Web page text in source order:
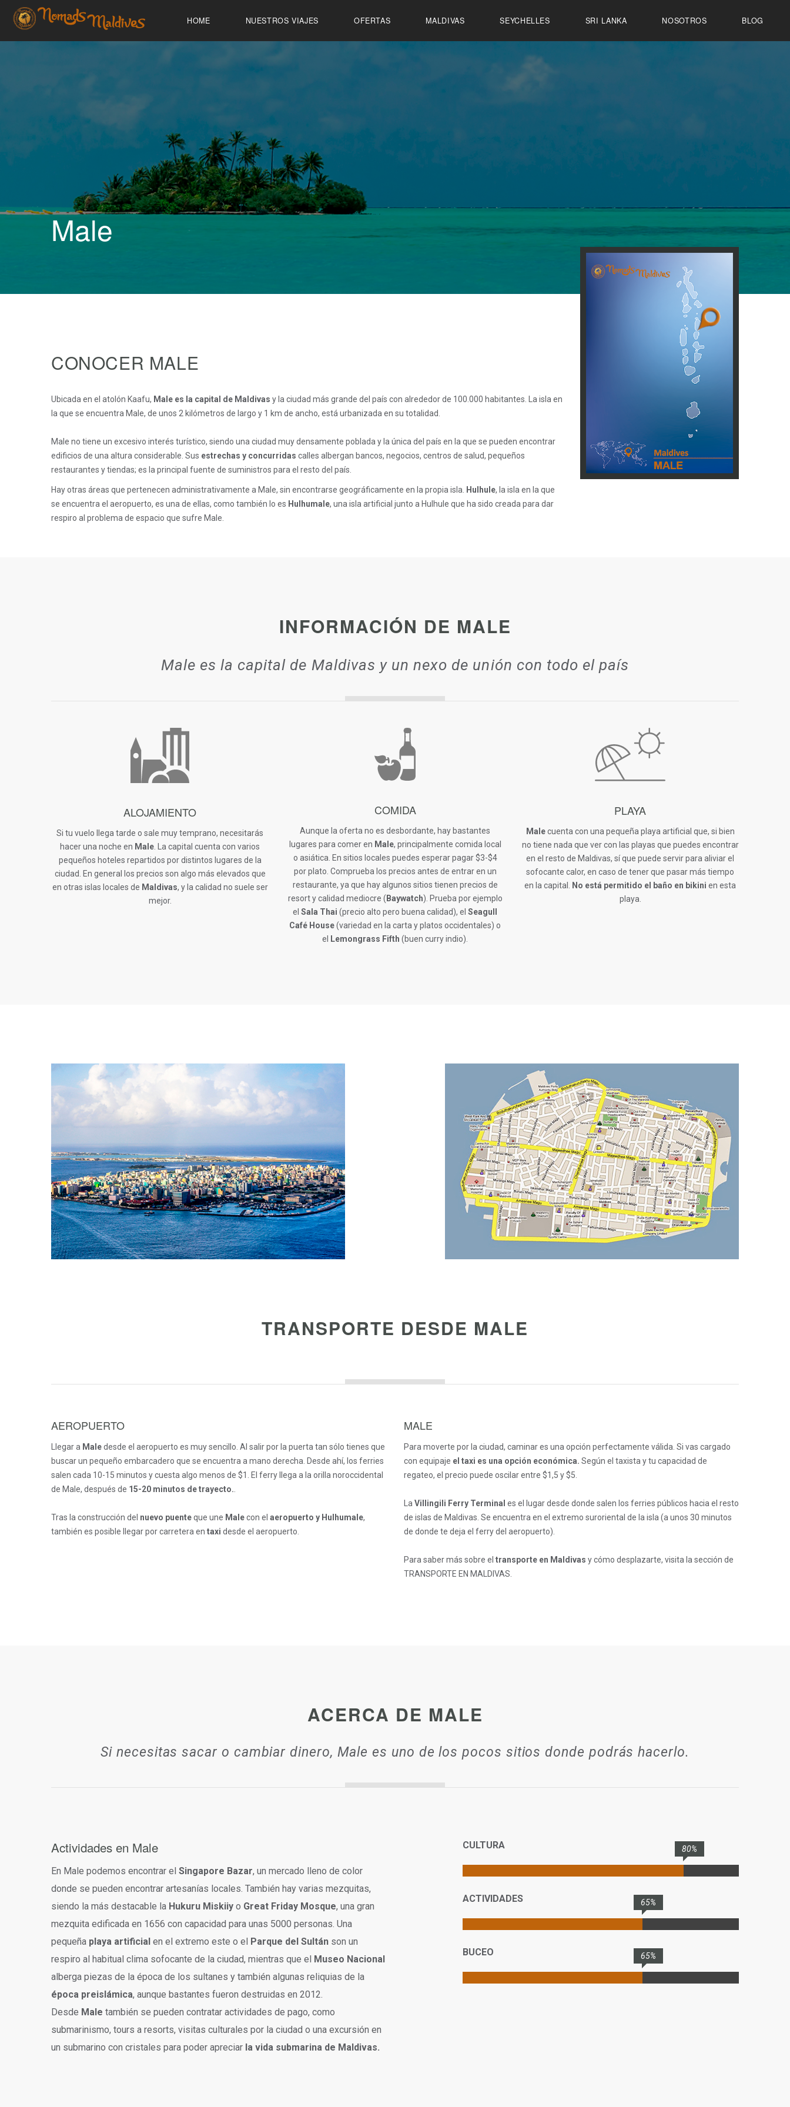
HOME NUESTROS VIAJES OFERTAS MALDIVAS SEYCHELLES SRI LANKA NOSOTROS BLOG
Male
CONOCER MALE
Ubicada en el atolón Kaafu, Male es la capital de Maldivas y la ciudad más grande del país con alrededor de 100.000 habitantes. La isla en
la que se encuentra Male, de unos 2 kilómetros de largo y 1 km de ancho, está urbanizada en su totalidad.
Male no tiene un excesivo interés turístico, siendo una ciudad muy densamente poblada y la única del país en la que se pueden encontrar
edificios de una altura considerable. Sus estrechas y concurridas calles albergan bancos, negocios, centros de salud, pequeños
restaurantes y tiendas; es la principal fuente de suministros para el resto del país.
Hay otras áreas que pertenecen administrativamente a Male, sin encontrarse geográficamente en la propia isla. Hulhule, la isla en la que
se encuentra el aeropuerto, es una de ellas, como también lo es Hulhumale, una isla artificial junto a Hulhule que ha sido creada para dar
respiro al problema de espacio que sufre Male.
INFORMACIÓN DE MALE
Male es la capital de Maldivas y un nexo de unión con todo el país
ALOJAMIENTO
Si tu vuelo llega tarde o sale muy temprano, necesitarás
hacer una noche en Male . La capital cuenta con varios
pequeños hoteles repartidos por distintos lugares de la
ciudad. En general los precios son algo más elevados que
en otras islas locales de Maldivas, y la calidad no suele ser
mejor.
COMIDA
Aunque la oferta no es desbordante, hay bastantes
lugares para comer en Male, principalmente comida local
o asiática. En sitios locales puedes esperar pagar $3-$4
por plato. Comprueba los precios antes de entrar en un
restaurante, ya que hay algunos sitios tienen precios de
resort y calidad mediocre ( Baywatch). Prueba por ejemplo
el Sala Thai (precio alto pero buena calidad), el Seagull
Café House(variedad en la carta y platos occidentales) o
el
Lemongrass Fifth (buen curry indio).
PLAYA
Malecuenta con una pequeña playa artificial que, si bien
no tiene nada que ver con las playas que puedes encontrar
en el resto de Maldivas, sí que puede servir para aliviar el
sofocante calor, en caso de tener que pasar más tiempo
en la capital. No está permitido el baño en bikini en esta
playa.
TRANSPORTE DESDE MALE
AEROPUERTO
Llegar a Maledesde el aeropuerto es muy sencillo. Al salir por la puerta tan sólo tienes que
buscar un pequeño embarcadero que se encuentra a mano derecha. Desde ahí, los ferries
salen cada 10-15 minutos y cuesta algo menos de $1. El ferry llega a la orilla noroccidental
de Male, después de 15-20 minutos de trayecto..
Tras la construcción del nuevo puenteque une Malecon el aeropuerto y Hulhumale,
también es posible llegar por carretera en taxi desde el aeropuerto.
MALE
Para moverte por la ciudad, caminar es una opción perfectamente válida. Si vas cargado
con equipaje el taxi es una opción económica. Según el taxista y tu capacidad de
regateo, el precio puede oscilar entre $1,5 y $5.
LaVillingili Ferry Terminal es el lugar desde donde salen los ferries públicos hacia el resto
de islas de Maldivas. Se encuentra en el extremo suroriental de la isla (a unos 30 minutos
de donde te deja el ferry del aeropuerto).
Para saber más sobre el transporte en Maldivas y cómo desplazarte, visita la sección de
TRANSPORTE EN MALDIVAS.
ACERCA DE MALE
Si necesitas sacar o cambiar dinero, Male es uno de los pocos sitios donde podrás hacerlo.
Actividades en Male
En Male podemos encontrar el Singapore Bazar, un mercado lleno de color
donde se pueden encontrar artesanías locales. También hay varias mezquitas,
siendo la más destacable la Hukuru Miskiiy o Great Friday Mosque, una gran
mezquita edificada en 1656 con capacidad para unas 5000 personas. Una
pequeña playa artificial en el extremo este o el Parque del Sultán son un
respiro al habitual clima sofocante de la ciudad, mientras que el
Museo Nacional
alberga piezas de la época de los sultanes y también algunas reliquias de la
época preislámica, aunque bastantes fueron destruidas en 2012.
Desde Male también se pueden contratar actividades de pago, como
submarinismo, tours a resorts, visitas culturales por la ciudad o una excursión en
un submarino con cristales para poder apreciar la vida submarina de Maldivas.
CULTURA 80%
ACTIVIDADES 65%
BUCEO 65%